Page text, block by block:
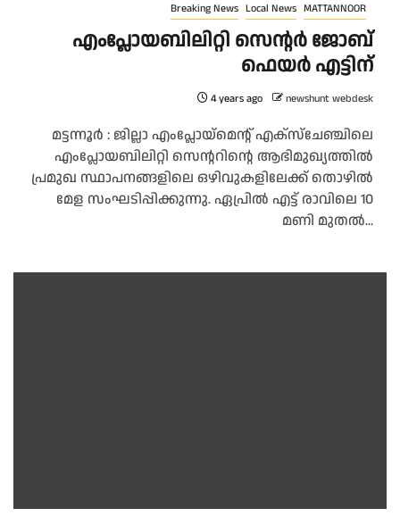
Breaking News Local News MATTANNOOR
എംപ്ലോയബിലിറ്റി സെന്റർ ജോബ്
ഫെയര്‍ എട്ടിന്
4 years ago newshunt webdesk
മട്ടന്നൂർ : ജില്ലാ എംപ്ലോയ്‌മെന്റ് എക്‌സ്‌ചേഞ്ചിലെ
എംപ്ലോയബിലിറ്റി സെന്ററിന്റെ ആഭിമുഖ്യത്തില്‍
പ്രമുഖ സ്ഥാപനങ്ങളിലെ ഒഴിവുകളിലേക്ക് തൊഴില്‍
മേള സംഘടിപ്പിക്കുന്നു. ഏപ്രില്‍ എട്ട് രാവിലെ 10
മണി മുതല്‍...